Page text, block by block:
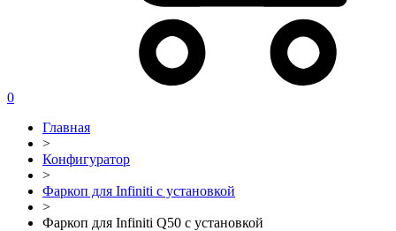
0
Главная
>
Конфигуратор
>
Фаркоп для Infiniti с установкой
>
Фаркоп для Infiniti Q50 с установкой